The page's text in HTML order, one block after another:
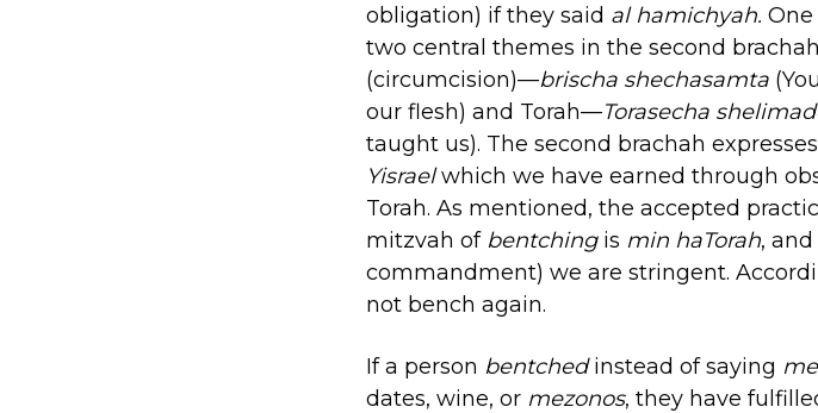
obligation) if they said al hamichyah.
two central themes in the second
(circumcision)—brischa shechasamta
our flesh) and Torah—Torasecha
taught us). The second brachah
Yisraelwhich we have earned through
Torah. As mentioned, the accepted
mitzvah of bentchingis min haTorah,
commandment) we are stringent.
not bench again.
If a person bentchedinstead of saying
dates, wine, or mezonos, they have